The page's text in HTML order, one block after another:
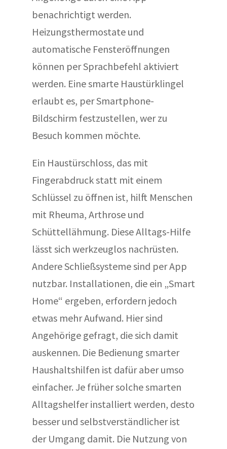
benachrichtigt werden.
Heizungsthermostate und
automatische Fensteröffnungen
können per Sprachbefehl aktiviert
werden. Eine smarte Haustürklingel
erlaubt es, per Smartphone-
Bildschirm festzustellen, wer zu
Besuch kommen möchte.
Ein Haustürschloss, das mit
Fingerabdruck statt mit einem
Schlüssel zu öffnen ist, hilft Menschen
mit Rheuma, Arthrose und
Schüttellähmung. Diese Alltags-Hilfe
lässt sich werkzeuglos nachrüsten.
Andere Schließsysteme sind per App
nutzbar. Installationen, die ein „Smart
Home“ ergeben, erfordern jedoch
etwas mehr Aufwand. Hier sind
Angehörige gefragt, die sich damit
auskennen. Die Bedienung smarter
Haushaltshilfen ist dafür aber umso
einfacher. Je früher solche smarten
Alltagshelfer installiert werden, desto
besser und selbstverständlicher ist
der Umgang damit. Die Nutzung von